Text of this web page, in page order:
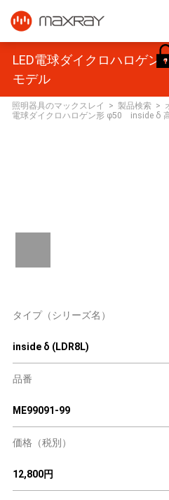
LED電球ダイクロハロゲ
モデル
照明器具のマックスレイ > 製品検索 >
電球ダイクロハロゲン形 φ50 inside δ
タイプ（シリーズ名）
inside δ (LDR8L)
品番
ME99091-99
価格（税別）
12,800円